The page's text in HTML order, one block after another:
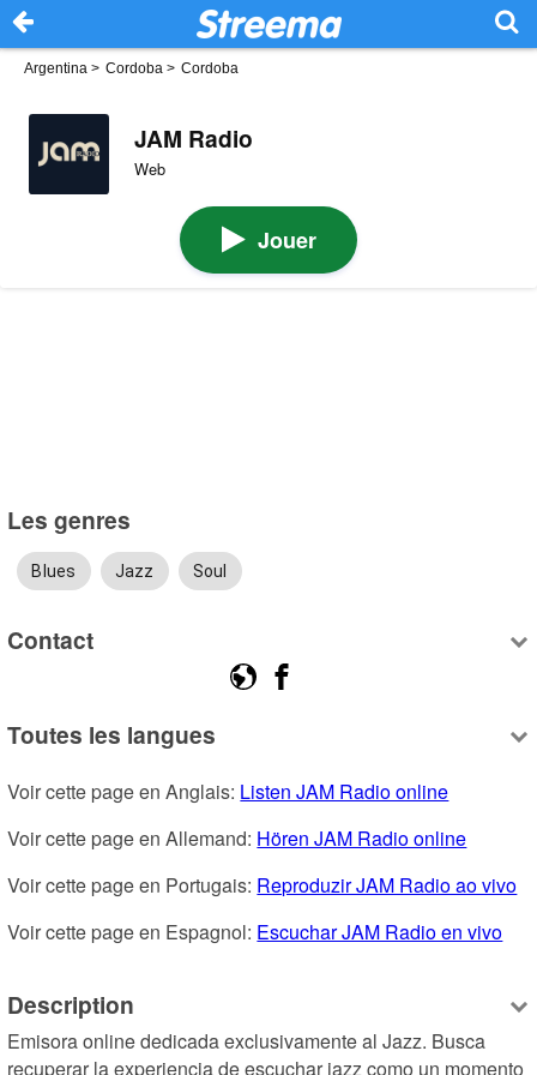
Argentina > Cordoba > Cordoba
JAM Radio
Web
Jouer
Les genres
Blues Jazz Soul
Contact
Toutes les langues
Voir cette page en Anglais: Listen JAM Radio online
Voir cette page en Allemand: Hören JAM Radio online
Voir cette page en Portugais: Reproduzir JAM Radio ao vivo
Voir cette page en Espagnol: Escuchar JAM Radio en vivo
Description
Emisora online dedicada exclusivamente al Jazz. Busca
recuperar la experiencia de escuchar jazz como un momento